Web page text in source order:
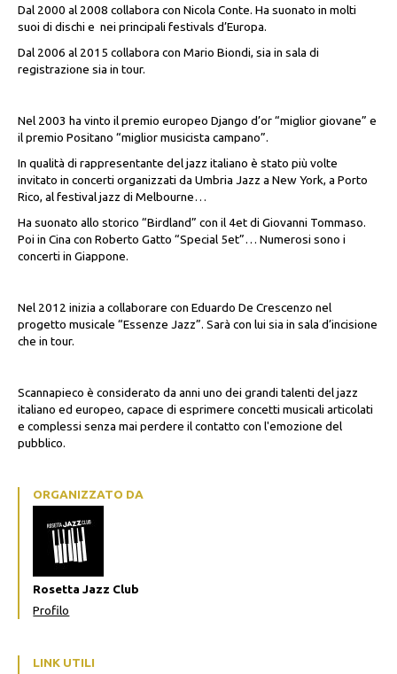
Dal 2000 al 2008 collabora con Nicola Conte. Ha suonato in molti
suoi di dischi e nei principali festivals d’Europa.
Dal 2006 al 2015 collabora con Mario Biondi, sia in sala di
registrazione sia in tour.
Nel 2003 ha vinto il premio europeo Django d’or “miglior giovane” e
il premio Positano “miglior musicista campano”.
In qualità di rappresentante del jazz italiano è stato più volte
invitato in concerti organizzati da Umbria Jazz a New York, a Porto
Rico, al festival jazz di Melbourne…
Ha suonato allo storico “Birdland” con il 4et di Giovanni Tommaso.
Poi in Cina con Roberto Gatto “Special 5et”… Numerosi sono i
concerti in Giappone.
Nel 2012 inizia a collaborare con Eduardo De Crescenzo nel
progetto musicale “Essenze Jazz”. Sarà con lui sia in sala d’incisione
che in tour.
Scannapieco è considerato da anni uno dei grandi talenti del jazz
italiano ed europeo, capace di esprimere concetti musicali articolati
e complessi senza mai perdere il contatto con l'emozione del
pubblico.
ORGANIZZATO DA
Rosetta Jazz Club
Profilo
LINK UTILI